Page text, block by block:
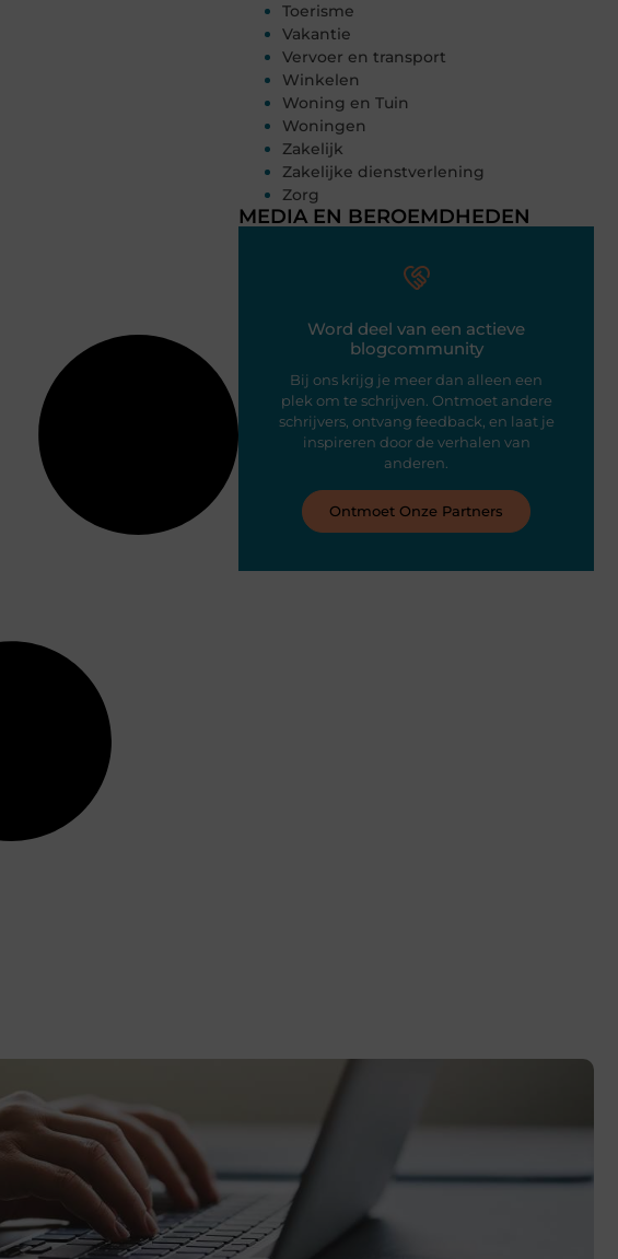
Toerisme
Vakantie
Vervoer en transport
Winkelen
Woning en Tuin
Woningen
Zakelijk
Zakelijke dienstverlening
Zorg
MEDIA EN BEROEMDHEDEN
Word deel van een actieve
blogcommunity
Bij ons krijg je meer dan alleen een
plek om te schrijven. Ontmoet andere
schrijvers, ontvang feedback, en laat je
inspireren door de verhalen van
anderen.
Ontmoet Onze Partners